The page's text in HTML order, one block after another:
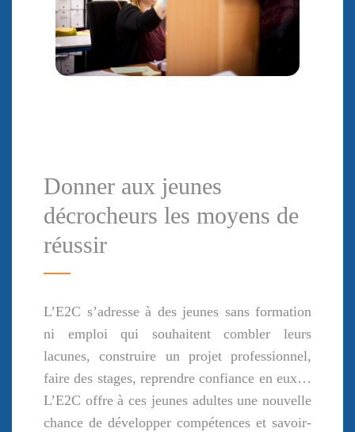
Donner aux jeunes
décrocheurs les moyens de
réussir
L’E2C s’adresse à des jeunes sans formation
ni emploi qui souhaitent combler leurs
lacunes, construire un projet professionnel,
faire des stages, reprendre confiance en eux…
L’E2C offre à ces jeunes adultes une nouvelle
chance de développer compétences et savoir-